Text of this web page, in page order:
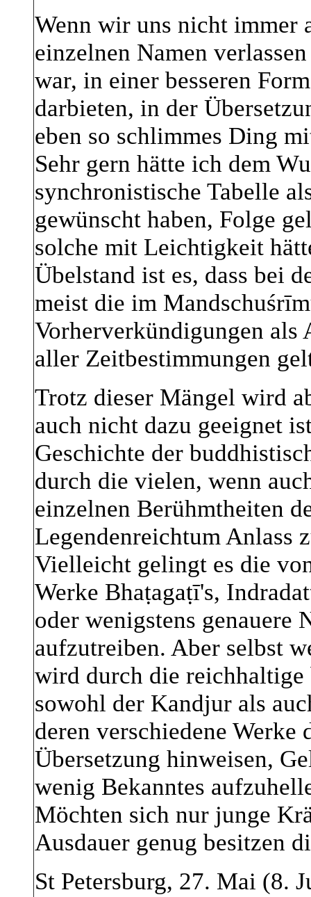
Wenn wir uns nicht immer
einzelnen Namen
war, in einer besseren
darbieten, in der
eben so schlimmes Ding
Sehr gern hätte ich dem
synchronistische Tabelle
gewünscht haben, Folge
solche mit Leichtigkeit
Übelstand ist es, dass bei
meist die im
Vorherverkündigungen als
aller Zeitbestimmungen
Trotz dieser Mängel wird
auch nicht dazu geeignet
Geschichte der
durch die vielen, wenn
einzelnen Berühmtheiten
Legendenreichtum Anlass
Vielleicht gelingt es die
Werke Bhaṭagaṭī's,
oder wenigstens genauere
aufzutreiben. Aber selbst
wird durch die
sowohl der Kandjur als
deren verschiedene
Übersetzung hinweisen,
wenig Bekanntes
Möchten sich nur junge
Ausdauer genug besitzen
St Petersburg, 27. Mai (8.